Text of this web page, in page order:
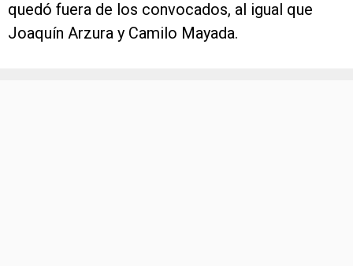
quedó fuera de los convocados, al igual que
Joaquín Arzura y Camilo Mayada.